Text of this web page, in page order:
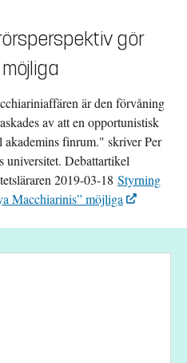
och hållbar utveckling. Studien
aktörer med hjälp av
informationskampanjer och
detta kommer
lärare bör ta hänsyn till i
producerat material.
och problem med att använda
av ett mer hållbart
att utbildning som
kommer att kunna
gör
är den förvåning
av att en opportunistisk
finrum." skriver Per
Debattartikel
2019-03-18 Styrning
Macchiarinis” möjliga